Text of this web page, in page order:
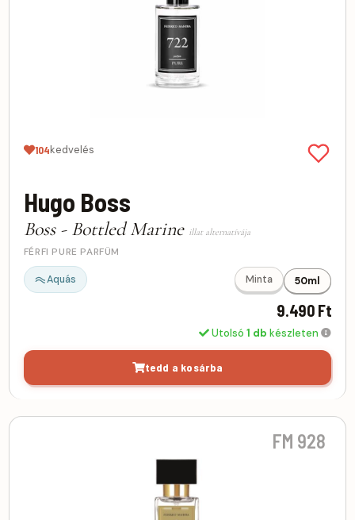
104kedvelés
Hugo Boss
Boss - Bottled Marine illat alternatívája
FÉRFI PURE PARFÜM
Aquás Minta 50ml
9.490 Ft
Utolsó1 db készleten
tedd a kosárba
FM 928